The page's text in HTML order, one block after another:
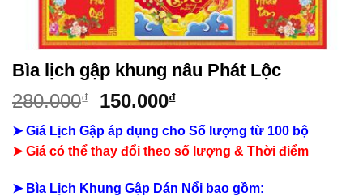
Bìa lịch gập khung nâu Phát Lộc
280.000₫
Giá
gốc
là:
280.000₫.
150.000₫Giá
hiện
tại
là:
150.000₫.
➤ Giá Lịch Gập áp dụng cho Số lượng từ 100 bộ
➤ Giá có thể thay đổi theo số lượng & Thời điểm
➤ Bìa Lịch Khung Gập Dán Nổi bao gồm: